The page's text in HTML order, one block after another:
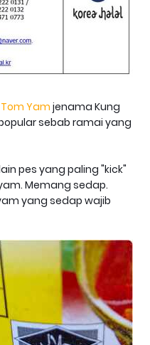
Yamjenama Kung
sebab ramai yang
pes yang paling "kick"
Memang sedap.
yang sedap wajib